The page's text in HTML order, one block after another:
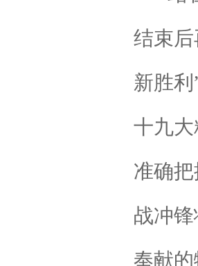
结束
新胜
十九
准确
战冲
奉献